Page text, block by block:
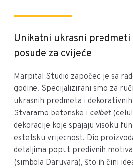
Unikatni ukrasni predmeti
posude za cvijeće
Marpital Studio započeo je sa
godine. Specijalizirani smo za
ukrasnih predmeta i dekorativnih
Stvaramo betonske i celbet
dekoracije koje spajaju visoku
estetsku vrijednost. Dio
detaljima poput predivnih
(simbola Daruvara), što ih čini